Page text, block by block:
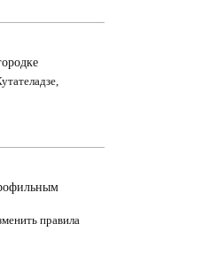
правила